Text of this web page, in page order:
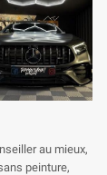
au mieux,
peinture,